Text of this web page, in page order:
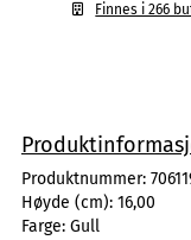
Finnes i 266
Produktnummer:
Høyde (cm): 16,00
Farge: Gull